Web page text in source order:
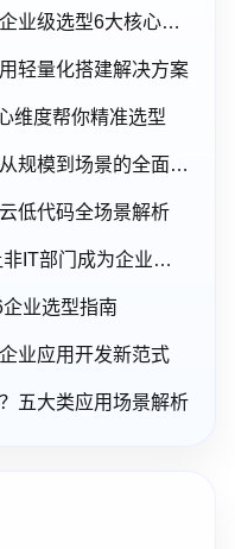
可视化开发平台哪个好用？企业级选型6大核心维度
轻量化搭建解决方案
维度帮你精准选型
低代码平台适合哪些企业？从规模到场景的全面解析
低代码全场景解析
2026年，无代码平台如何让非IT部门成为企业数字化的主力军？
业选型指南
业应用开发新范式
五大类应用场景解析